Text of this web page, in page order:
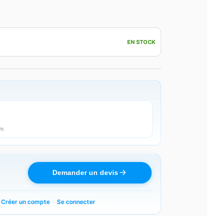
EN STOCK
Demander un devis
Créer un compte · Se connecter